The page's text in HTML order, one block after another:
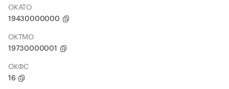
ОКАТО
19430000000
ОКТМО
19730000001
ОКФС
16